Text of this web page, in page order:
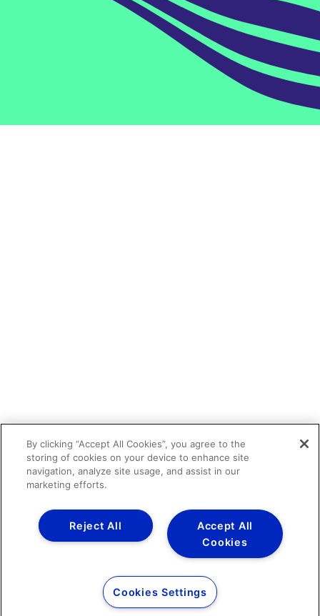
By clicking “Accept All Cookies”, you agree to the
storing of cookies on your device to enhance site
navigation, analyze site usage, and assist in our
marketing efforts.
Accept All
Cookies
Reject All
Cookies Settings